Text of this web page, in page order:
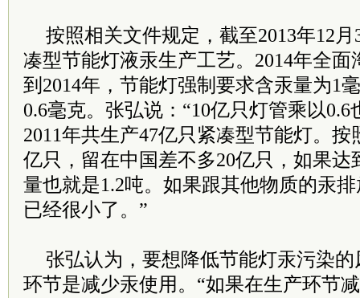
按照相关文件规定，截至2013年12
凑型节能灯液汞生产工艺。2014年全
到2014年，节能灯强制要求含汞量为1
0.6毫克。张弘说：“10亿只灯管乘以0.6
2011年共生产47亿只紧凑型节能灯。按
亿只，留在中国差不多20亿只，如果达
量也就是1.2吨。如果跟其他物质的汞
已经很小了。”
张弘认为，要想降低节能灯汞污染
环节是减少汞使用。“如果在生产环节